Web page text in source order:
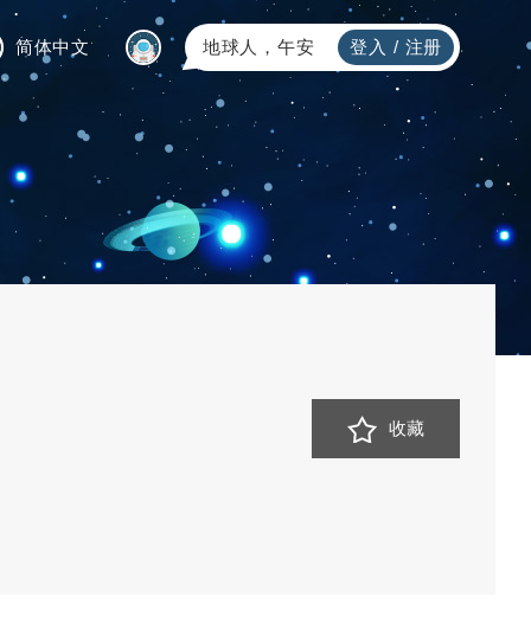
简体中文 地球人，午安 登入 / 注册
收藏